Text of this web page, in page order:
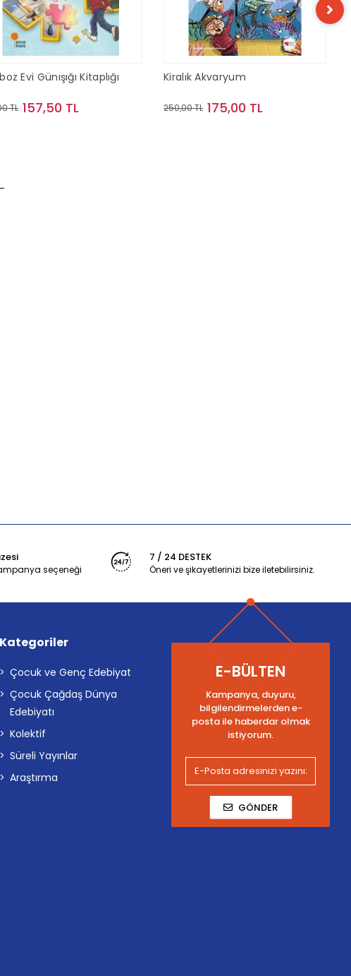
Evi Günışığı Kitaplığı
TL 157,50 TL
Kiralık Akvaryum
250,00 TL 175,00 TL
seçeneği
7 / 24 DESTEK
Öneri ve şikayetlerinizi bize iletebilirsiniz.
Kategoriler
Çocuk ve Genç Edebiyat
Çocuk Çağdaş Dünya
Edebiyatı
Kolektif
Süreli Yayınlar
Araştırma
E-BÜLTEN
Kampanya, duyuru,
bilgilendirmelerden e-
posta ile haberdar olmak
istiyorum.
GÖNDER